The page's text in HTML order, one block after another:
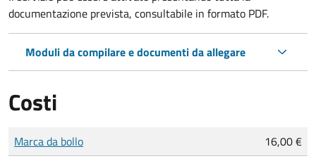
documentazione prevista, consultabile in formato PDF.
Moduli da compilare e documenti da allegare
Costi
Tipo di pagamento
Importo
Marca da bollo
16,00 €